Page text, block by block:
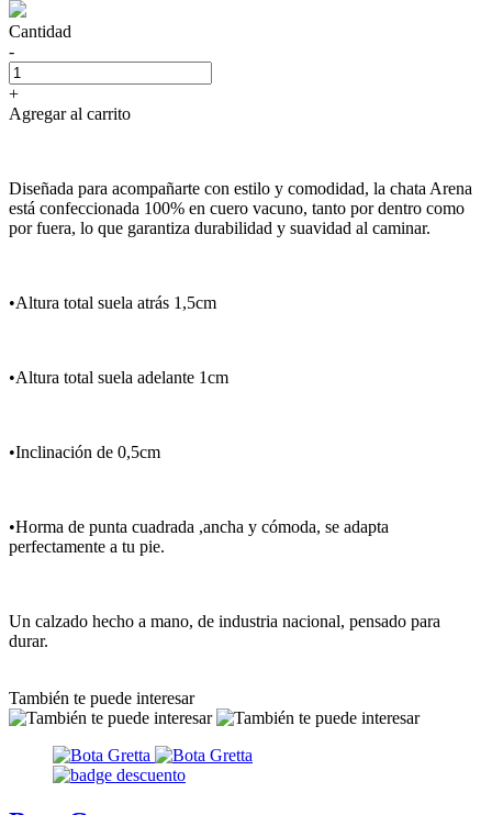
Cantidad
-
+
Agregar al carrito
Diseñada para acompañarte con estilo y comodidad, la chata Arena
está confeccionada 100% en cuero vacuno, tanto por dentro como
por fuera, lo que garantiza durabilidad y suavidad al caminar.
•Altura total suela atrás 1,5cm
•Altura total suela adelante 1cm
•Inclinación de 0,5cm
•Horma de punta cuadrada ,ancha y cómoda, se adapta
perfectamente a tu pie.
Un calzado hecho a mano, de industria nacional, pensado para
durar.
También te puede interesar